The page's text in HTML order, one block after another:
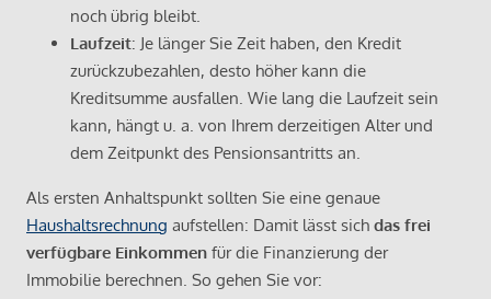
noch übrig bleibt.
Laufzeit: Je länger Sie Zeit haben, den Kredit
zurückzubezahlen, desto höher kann die
Kreditsumme ausfallen. Wie lang die Laufzeit sein
kann, hängt u. a. von Ihrem derzeitigen Alter und
dem Zeitpunkt des Pensionsantritts an.
Als ersten Anhaltspunkt sollten Sie eine genaue
Haushaltsrechnung aufstellen: Damit lässt sich das frei
verfügbare Einkommen für die Finanzierung der
Immobilie berechnen. So gehen Sie vor: